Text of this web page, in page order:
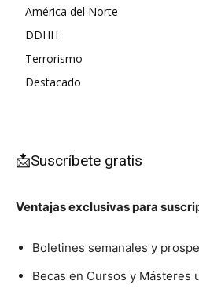
América del Norte
DDHH
Terrorismo
Destacado
📩Suscríbete gratis
Ventajas exclusivas para
Boletines semanales y
Becas en Cursos y Másteres